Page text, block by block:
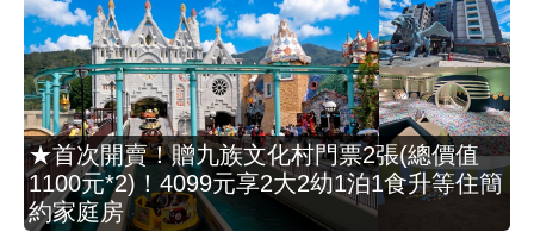
★首次開賣！贈九族文化村門票2張(總價值
1100元*2)！4099元享2大2幼1泊1食升等住簡
約家庭房